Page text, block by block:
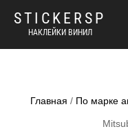
STICKERSP
НАКЛЕЙКИ ВИНИЛ
Главная / По марке